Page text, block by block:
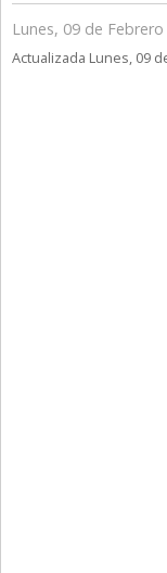
Lunes, 09 de
Actualizada Lunes, 09